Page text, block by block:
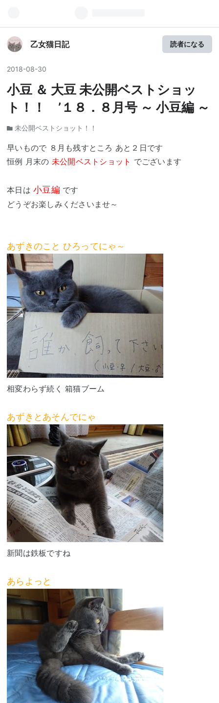
乙女猫日記 読者になる
2018-08-30
小豆 ＆ 大豆 未公開ベストショッ
ト！！ ’１８．８月号 ～ 小豆編 ～
未公開ベストショット！！
早いもので ８月も残すところ あと２日です
恒例 月末の 未公開ベストショット でございます
本日は 小豆編 です
どうぞお楽しみくださいませ～
あずきのこと ひろってにゃ～
相変わらず続く 箱猫ブーム
あずきとあそんでにゃ
新聞は鉄板ですね
あらよっと